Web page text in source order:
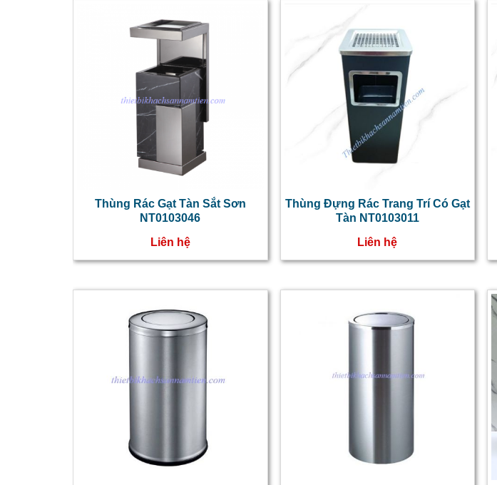
Thùng Rác Gạt Tàn Sắt Sơn
NT0103046
Liên hệ
Thùng Đựng Rác Trang Trí Có Gạt
Tàn NT0103011
Liên hệ